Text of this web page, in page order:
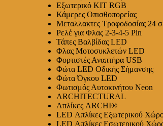
Εξωτερικό ΚΙΤ RGB
Κάμερες Οπισθοπορείας
Μεταλλακτες Τροφοδοσίας 24
Ρελέ για Φλας 2-3-4-5 Pin
Τάπες Βαλβίδας LED
Φλας Μοτοσυκλετών LED
Φορτιστές Αναπτήρα USB
Φώτα LED Οδικής Σήμανσης
Φώτα Όγκου LED
Φωτισμός Αυτοκινήτου Neon
ARCHITECTURAL
Απλίκες ARCHI®
LED Απλίκες Εξωτερικού
LED Απλίκες Εσωτερικού